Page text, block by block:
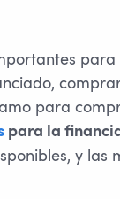
para
para
para la
y las